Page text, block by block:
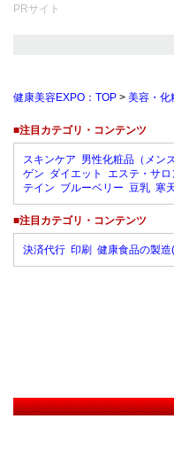
PRサイト
健康美容EXPO：TOP > 美容・化
■注目カテゴリ・コンテンツ
スキンケア 男性化粧品（メン
ゲン ダイエット エステ・サ
テイン ブルーベリー 豆乳 寒
■注目カテゴリ・コンテンツ
決済代行 印刷 健康食品の製